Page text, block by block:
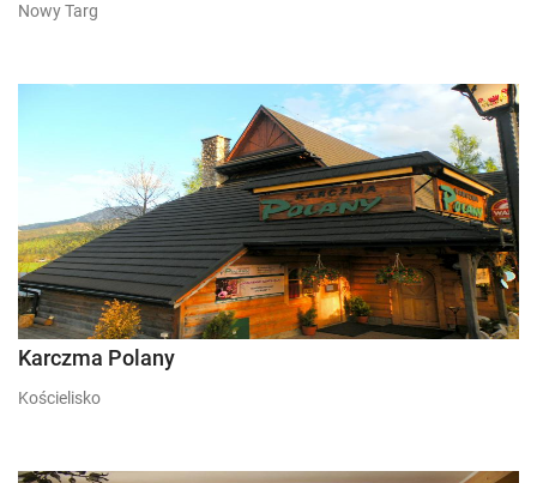
Nowy Targ
Karczma Polany
Kościelisko